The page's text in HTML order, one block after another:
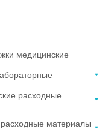
медицинские
расходные
материалы